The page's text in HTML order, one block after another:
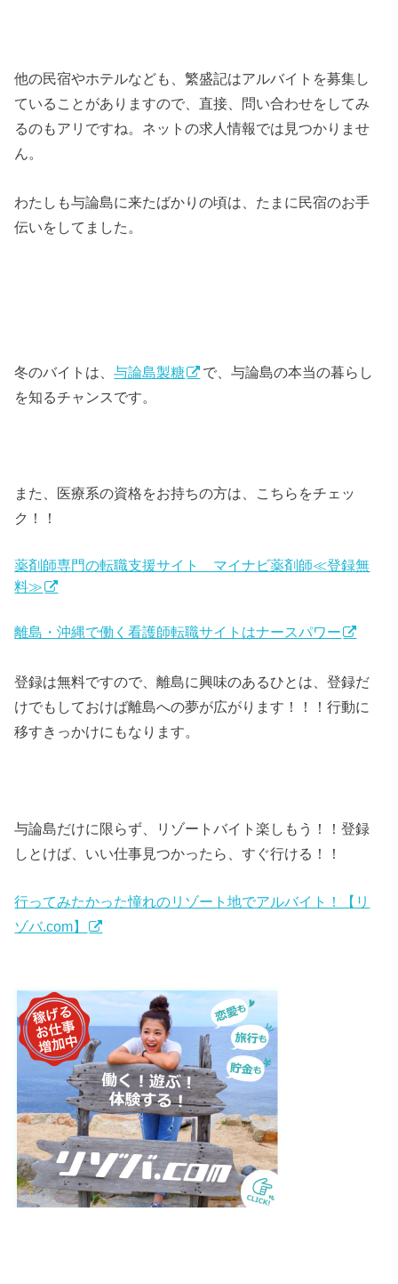
他の民宿やホテルなども、繁盛記はアルバイトを募集し
ていることがありますので、直接、問い合わせをしてみ
るのもアリですね。ネットの求人情報では見つかりませ
ん。
わたしも与論島に来たばかりの頃は、たまに民宿のお手
伝いをしてました。
冬のバイトは、与論島製糖
で、与論島の本当の暮らし
を知るチャンスです。
また、医療系の資格をお持ちの方は、こちらをチェッ
ク！！
薬剤師専門の転職支援サイト マイナビ薬剤師≪登録無
料≫
離島・沖縄で働く看護師転職サイトはナースパワー
登録は無料ですので、離島に興味のあるひとは、登録だ
けでもしておけば離島への夢が広がります！！！行動に
移すきっかけにもなります。
与論島だけに限らず、リゾートバイト楽しもう！！登録
しとけば、いい仕事見つかったら、すぐ行ける！！
行ってみたかった憧れのリゾート地でアルバイト！【リ
ゾバ.com】